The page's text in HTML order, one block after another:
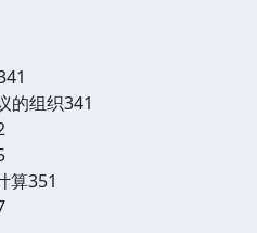
的组织341
算351